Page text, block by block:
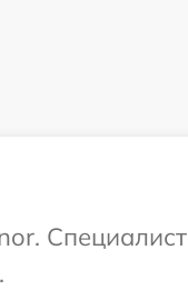
Специалист